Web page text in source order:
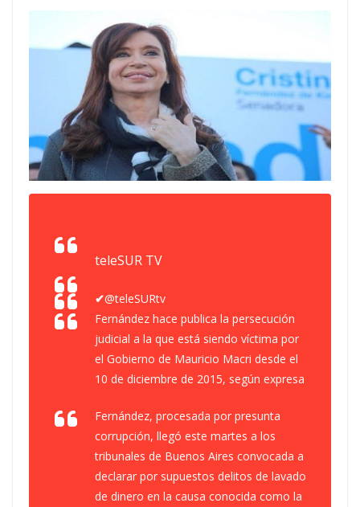
teleSUR TV
✔@teleSURtv
Fernández hace publica la persecución
judicial a la que está siendo víctima por
el Gobierno de Mauricio Macri desde el
10 de diciembre de 2015, según expresa
Fernández, procesada por presunta
corrupción, llegó este martes a los
tribunales de Buenos Aires convocada a
declarar por supuestos delitos de lavado
de dinero en la causa conocida como la